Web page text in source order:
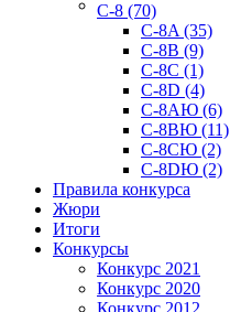
C-8 (70)
C-8A (35)
C-8B (9)
C-8C (1)
C-8D (4)
C-8AЮ (6)
C-8BЮ (11)
C-8CЮ (2)
C-8DЮ (2)
Правила конкурса
Жюри
Итоги
Конкурсы
Конкурс 2021
Конкурс 2020
Конкурс 2012